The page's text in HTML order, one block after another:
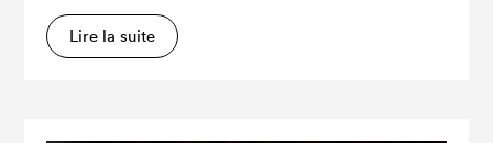
Lire la suite